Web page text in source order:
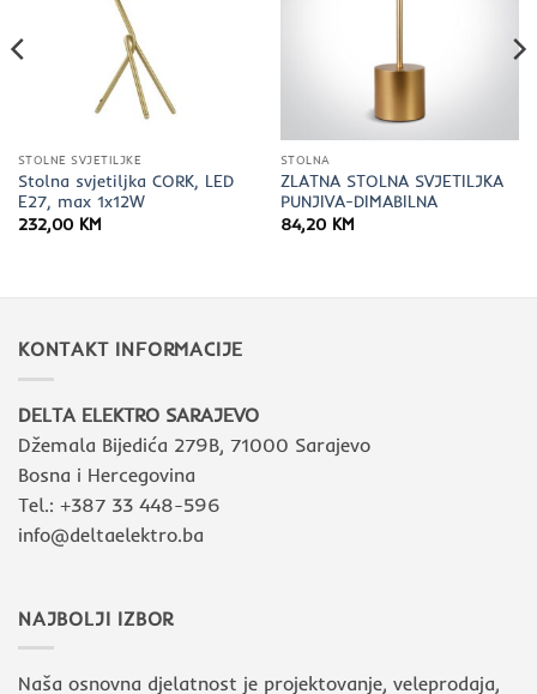
STOLNE SVJETILJKE
Stolna svjetiljka CORK, LED
E27, max 1x12W
232,00 KM
STOLNA
ZLATNA STOLNA SVJETILJKA
PUNJIVA-DIMABILNA
84,20 KM
KONTAKT INFORMACIJE
DELTA ELEKTRO SARAJEVO
Džemala Bijedića 279B, 71000 Sarajevo
Bosna i Hercegovina
Tel.: +387 33 448-596
info@deltaelektro.ba
NAJBOLJI IZBOR
Naša osnovna djelatnost je projektovanje, veleprodaja,